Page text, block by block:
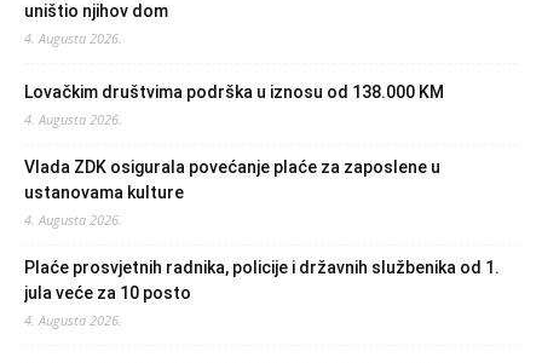
uništio njihov dom
4. Augusta 2026.
Lovačkim društvima podrška u iznosu od 138.000 KM
4. Augusta 2026.
Vlada ZDK osigurala povećanje plaće za zaposlene u
ustanovama kulture
4. Augusta 2026.
Plaće prosvjetnih radnika, policije i državnih službenika od 1.
jula veće za 10 posto
4. Augusta 2026.